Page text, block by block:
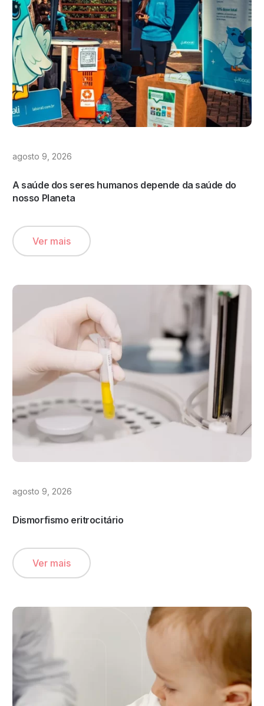
agosto 9, 2026
A saúde dos seres humanos depende da saúde do
nosso Planeta
Ver mais
agosto 9, 2026
Dismorfismo eritrocitário
Ver mais